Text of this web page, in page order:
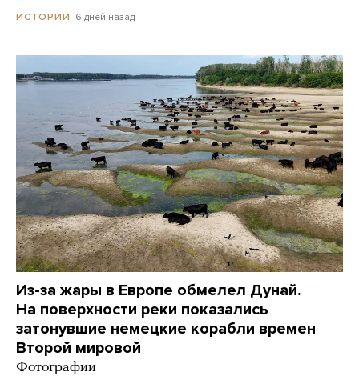
ИСТОРИИ 6 дней назад
Из-за жары в Европе обмелел Дунай.
На поверхности реки показались
затонувшие немецкие корабли времен
Второй мировой
Фотографии